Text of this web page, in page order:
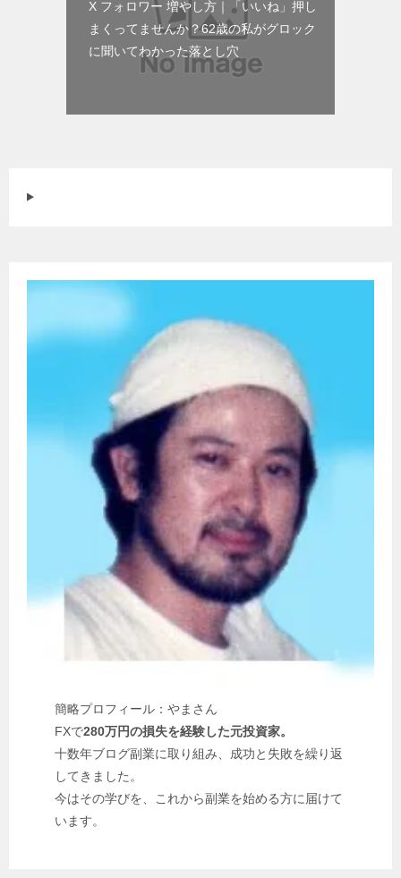
X フォロワー 増やし方｜「いいね」押し
まくってませんか？62歳の私がグロック
に聞いてわかった落とし穴
簡略プロフィール：やまさん
FXで280万円の損失を経験した元投資家。
十数年ブログ副業に取り組み、成功と失敗を繰り返
してきました。
今はその学びを、これから副業を始める方に届けて
います。